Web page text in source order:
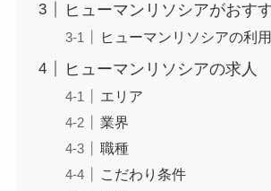
ヒューマンリソシアがおす
ヒューマンリソシアの利
ヒューマンリソシアの求人
エリア
業界
職種
こだわり条件